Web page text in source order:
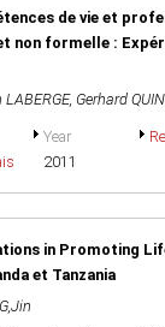
de vie et
non formelle :
LABERGE, Gerhard
Year
2011
in Promoting
et Tanzania